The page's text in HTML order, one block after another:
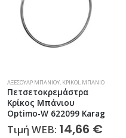
ΑΞΕΣΟΥΆΡ ΜΠΆΝΙΟΥ, ΚΡΊΚΟΙ, ΜΠΆΝΙΟ
Πετσετοκρεμάστρα
Κρίκος Μπάνιου
Optimo-W 622099 Karag
Τιμή WEB: 14,66 €